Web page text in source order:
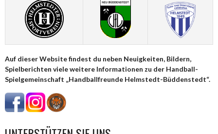
Auf dieser Website findest du neben Neuigkeiten, Bildern,
Spielberichten viele weitere Informationen zu der Handball-
Spielgemeinschaft „Handballfreunde Helmstedt-Büddenstedt“.